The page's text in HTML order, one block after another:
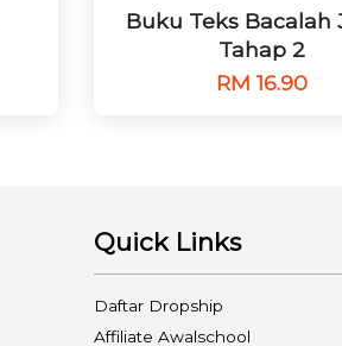
Buku Teks Bacalah
Tahap 2
RM 16.90
Quick Links
Daftar Dropship
Affiliate Awalschool